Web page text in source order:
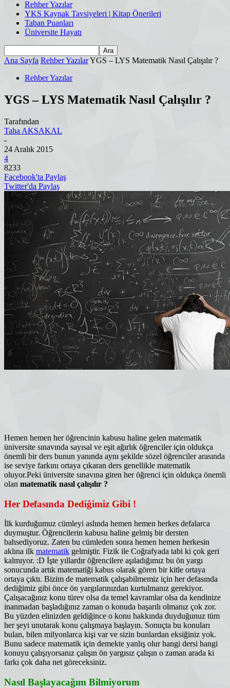
Rehber Yazılar
YKS Kaynak Tavsiyeleri | Kitap Önerileri
Taban Puanları
Üniversite Hayatı
Ana Sayfa Rehber YazılarYGS – LYS Matematik Nasıl Çalışılır ?
Rehber Yazılar
YGS – LYS Matematik Nasıl Çalışılır ?
Tarafından
Taha AKSAKAL
-
24 Aralık 2015
4
8233
Facebook'ta Paylaş
Twitter'da Paylaş
Hemen hemen her öğrencinin kabusu haline gelen matematik
üniversite sınavında sayısal ve eşit ağırlık öğrenciler için oldukça
önemli bir ders bunun yanında aynı şekilde sözel öğrenciler arasında
ise seviye farkını ortaya çıkaran ders genellikle matematik
oluyor.Peki üniversite sınavına giren her öğrenci için oldukça önemli
olan matematik nasıl çalışılır ?
Her Defasında Dediğimiz Gibi !
İlk kurduğumuz cümleyi aslında hemen hemen herkes defalarca
duymuştur. Öğrencilerin kabusu haline gelmiş bir dersten
bahsediyoruz. Zaten bu cümleden sonra hemen hemen herkesin
aklına ilk matematik gelmiştir. Fizik ile Coğrafyada tabi ki çok geri
kalmıyor. :D İşte yıllardır öğrencilere aşıladığımız bu ön yargı
sonucunda artık matematiği kabus olarak gören bir kitle ortaya
ortaya çıktı. Bizim de matematik çalışabilmemiz için her defasında
dediğimiz gibi önce ön yargılarınızdan kurtulmanız gerekiyor.
Çalışacağınız konu türev olsa da temel kavramlar olsa da kendinize
inanmadan başladığınız zaman o konuda başarılı olmanız çok zor.
Bu yüzden elinizden geldiğince o konu hakkında duyduğunuz tüm
her şeyi unutarak konu çalışmaya başlayın. Sonuçta bu konuları
bulan, bilen milyonlarca kişi var ve sizin bunlardan eksiğiniz yok.
Bunu sadece matematik için demekte yanlış olur hangi dersi hangi
konuyu çalışıyorsanız çalışın ön yargısız çalışın o zaman arada ki
farkı çok daha net göreceksiniz.
Nasıl Başlayacağım Bilmiyorum